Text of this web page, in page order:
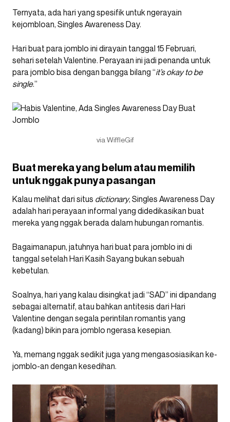
Ternyata, ada hari yang spesifik untuk ngerayain
kejombloan, Singles Awareness Day.
Hari buat para jomblo ini dirayain tanggal 15 Februari,
sehari setelah Valentine. Perayaan ini jadi penanda untuk
para jomblo bisa dengan bangga bilang “it’s okay to be
single.”
via WiffleGif
Buat mereka yang belum atau memilih
untuk nggak punya pasangan
Kalau melihat dari situs dictionary, Singles Awareness Day
adalah hari perayaan informal yang didedikasikan buat
mereka yang nggak berada dalam hubungan romantis.
Bagaimanapun, jatuhnya hari buat para jomblo ini di
tanggal setelah Hari Kasih Sayang bukan sebuah
kebetulan.
Soalnya, hari yang kalau disingkat jadi “SAD” ini dipandang
sebagai alternatif, atau bahkan antitesis dari Hari
Valentine dengan segala perintilan romantis yang
(kadang) bikin para jomblo ngerasa kesepian.
Ya, memang nggak sedikit juga yang mengasosiasikan ke-
jomblo-an dengan kesedihan.